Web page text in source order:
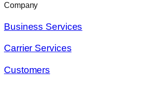
Company
Business Services
Carrier Services
Customers